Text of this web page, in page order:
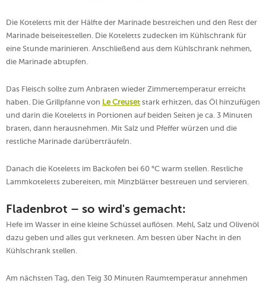
Die Koteletts mit der Hälfte der Marinade bestreichen und den Rest der
Marinade beiseitestellen. Die Koteletts zudecken im Kühlschrank für
eine Stunde marinieren. Anschließend aus dem Kühlschrank nehmen,
die Marinade abtupfen.
Das Fleisch sollte zum Anbraten wieder Zimmertemperatur erreicht
haben. Die Grillpfanne von Le Creuset stark erhitzen, das Öl hinzufügen
und darin die Koteletts in Portionen auf beiden Seiten je ca. 3 Minuten
braten, dann herausnehmen. Mit Salz und Pfeffer würzen und die
restliche Marinade darüberträufeln.
Danach die Koteletts im Backofen bei 60 °C warm stellen. Restliche
Lammkoteletts zubereiten, mit Minzblätter bestreuen und servieren.
Fladenbrot – so wird's gemacht:
Hefe im Wasser in eine kleine Schüssel auflösen. Mehl, Salz und Olivenöl
dazu geben und alles gut verkneten. Am besten über Nacht in den
Kühlschrank stellen.
Am nächsten Tag, den Teig 30 Minuten Raumtemperatur annehmen